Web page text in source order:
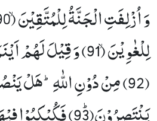
لِلْغٰوِیْنَۙ (91) وَ قِیْلَ
(92) مِنْ دُوْنِ اللّٰهِؕ-هَلْ
یَنْتَصِرُوْنَﭤ(93)